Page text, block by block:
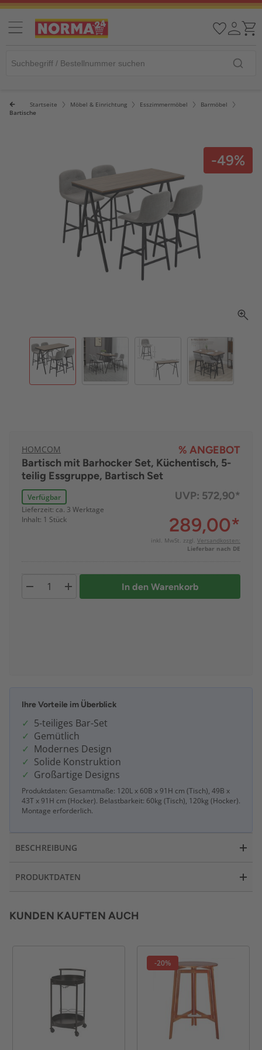
Startseite Möbel & Einrichtung Esszimmermöbel
Barmöbel
Bartische
-49%
HOMCOM
% ANGEBOT
Bartisch mit Barhocker Set, Küchentisch, 5-
teilig Essgruppe, Bartisch Set
Verfügbar
Lieferzeit: ca. 3 Werktage
Inhalt: 1 Stück
UVP: 572,90*
289,00*
inkl. MwSt. zzgl. Versandkosten:
Lieferbar nach DE
In den Warenkorb
Ihre Vorteile im Überblick
5-teiliges Bar-Set
Gemütlich
Modernes Design
Solide Konstruktion
Großartige Designs
Produktdaten: Gesamtmaße: 120L x 60B x 91H cm (Tisch), 49B x
43T x 91H cm (Hocker). Belastbarkeit: 60kg (Tisch), 120kg (Hocker).
Montage erforderlich.
BESCHREIBUNG
PRODUKTDATEN
KUNDEN KAUFTEN AUCH
-20%